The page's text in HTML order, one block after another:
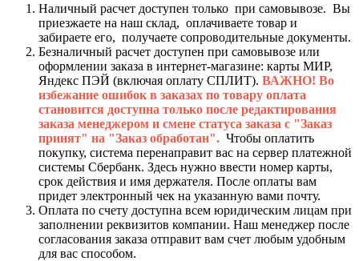
Наличный расчет доступен только при самовывозе. Вы
приезжаете на наш склад, оплачиваете товар и
забираете его, получаете сопроводительные документы.
Безналичный расчет доступен при самовывозе или
оформлении заказа в интернет-магазине: карты МИР,
Яндекс ПЭЙ (включая оплату СПЛИТ). ВАЖНО! Во
избежание ошибок в заказах по товару оплата
становится доступна только после редактирования
заказа менеджером и смене статуса заказа с "Заказ
принят" на "Заказ обработан". Чтобы оплатить
покупку, система перенаправит вас на сервер платежной
системы Сбербанк. Здесь нужно ввести номер карты,
срок действия и имя держателя. После оплаты вам
придет электронный чек на указанную вами почту.
Оплата по счету доступна всем юридическим лицам при
заполнении реквизитов компании. Наш менеджер после
согласования заказа отправит вам счет любым удобным
для вас способом.